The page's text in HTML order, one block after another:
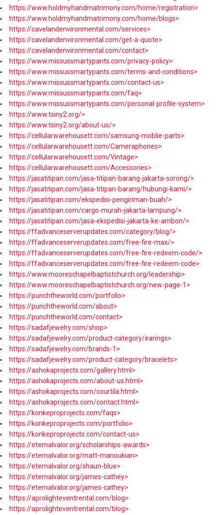
https://www.holdmyhandmatrimony.com/home/registration>
https://www.holdmyhandmatrimony.com/home/blogs>
https://cavelandenvironmental.com/services>
https://cavelandenvironmental.com/get-a-quote>
https://cavelandenvironmental.com/contact>
https://www.missussmartypants.com/privacy-policy>
https://www.missussmartypants.com/terms-and-conditions>
https://www.missussmartypants.com/contact-us>
https://www.missussmartypants.com/faq>
https://www.missussmartypants.com/personal-profile-system>
https://www.tsiny2.org/>
https://www.tsiny2.org/about-us/>
https://cellularwarehousett.com/samsung-moblie-parts>
https://cellularwarehousett.com/Cameraphones>
https://cellularwarehousett.com/Vintage>
https://cellularwarehousett.com/Accessories>
https://jasatitipan.com/jasa-titipan-barang-jakarta-sorong/>
https://jasatitipan.com/jasa-titipan-barang/hubungi-kami/>
https://jasatitipan.com/ekspedisi-pengiriman-buah/>
https://jasatitipan.com/cargo-murah-jakarta-lampung/>
https://jasatitipan.com/jasa-ekspedisi-jakarta-ke-ambon/>
https://ffadvanceserverupdates.com/category/blog/>
https://ffadvanceserverupdates.com/free-fire-max/>
https://ffadvanceserverupdates.com/free-fire-redeem-code/>
https://ffadvanceserverupdates.com/free-fire-redeem-code>
https://www.mooreschapelbaptistchurch.org/leadership>
https://www.mooreschapelbaptistchurch.org/new-page-1>
https://punchtheworld.com/portfolio>
https://punchtheworld.com/about>
https://punchtheworld.com/contact>
https://sadafjewelry.com/shop>
https://sadafjewelry.com/product-category/earings>
https://sadafjewelry.com/brands-1>
https://sadafjewelry.com/product-category/bracelets>
https://ashokaprojects.com/gallery.html>
https://ashokaprojects.com/about-us.html>
https://ashokaprojects.com/courtila.html>
https://ashokaprojects.com/contact.html>
https://konkeproprojects.com/faqs>
https://konkeproprojects.com/portfolio>
https://konkeproprojects.com/contact-us>
https://eternalvalor.org/scholarships-awards>
https://eternalvalor.org/matt-manoukian>
https://eternalvalor.org/shaun-blue>
https://eternalvalor.org/james-cathey>
https://eternalvalor.org/james-cathey>
https://aprolighteventrental.com/blog>
https://aprolighteventrental.com/blog>